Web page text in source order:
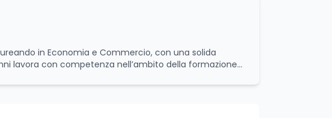
in Economia e Commercio, con una solida
lavora con competenza nell’ambito della formazione
Alla preparazione economica e professionale